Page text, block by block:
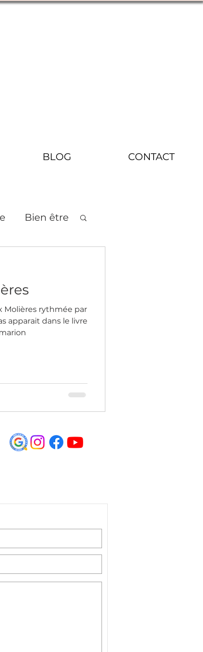
BLOG CONTACT
Bien être
Molières rythmée par
apparait dans le livre